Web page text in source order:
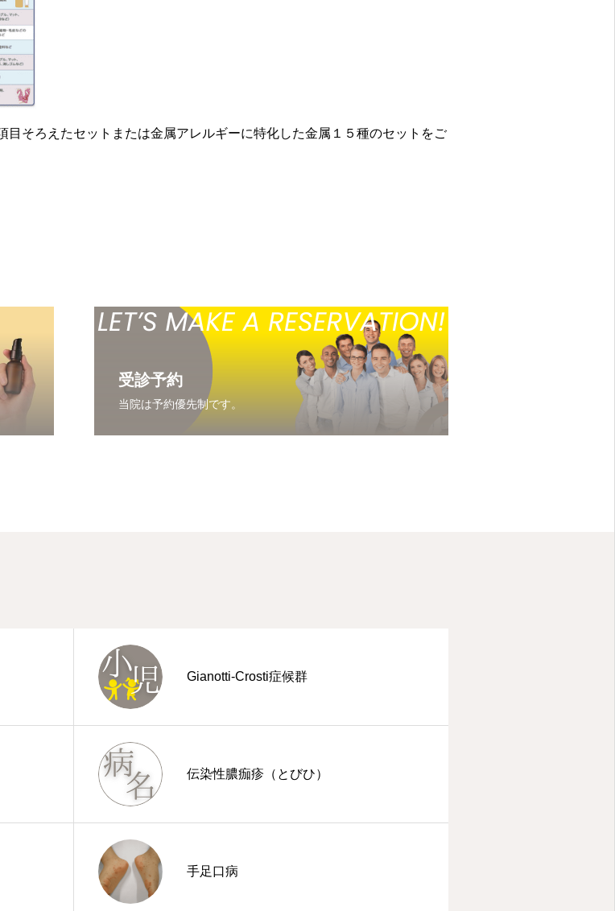
そろえたセットまたは金属アレルギーに特化した金属１５種のセットをご
受診予約
当院は予約優先制です。
Gianotti-Crosti症候群
伝染性膿痂疹（とびひ）
手足口病